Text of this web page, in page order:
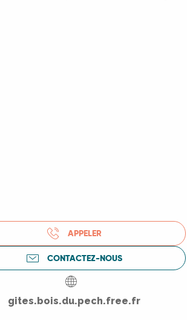
APPELER
CONTACTEZ-NOUS
gites.bois.du.pech.free.fr